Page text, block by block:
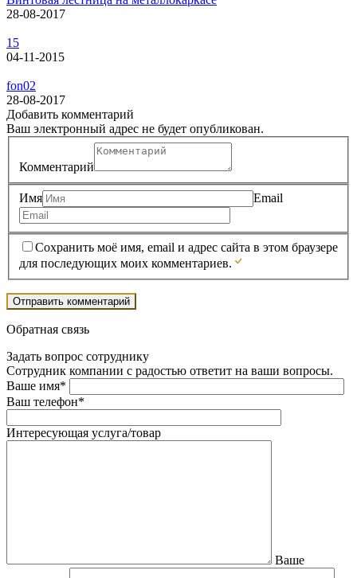
28-08-2017
15
04-11-2015
fon02
28-08-2017
Добавить комментарий
Ваш электронный адрес не будет опубликован.
Комментарий
Имя Email
Сохранить моё имя, email и адрес сайта в этом браузере
для последующих моих комментариев.
Обратная связь
Задать вопрос сотруднику
Сотрудник компании с радостью ответит на ваши вопросы.
Ваше имя*
Ваш телефон*
Интересующая услуга/товар
Ваше